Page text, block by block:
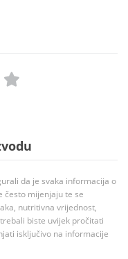
da je svaka informacija o
često mijenjaju te se
nutritivna vrijednost,
biste uvijek pročitati
isključivo na informacije